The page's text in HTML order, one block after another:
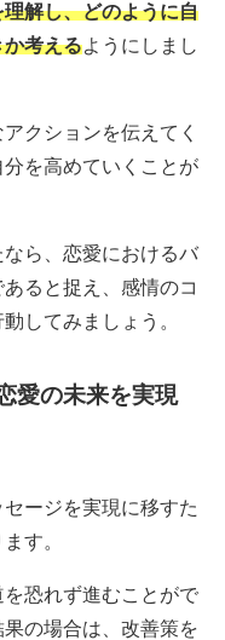
解し、どのように自
か考えるようにしまし
クションを伝えてく
を高めていくことが
ら、恋愛におけるバ
ると捉え、感情のコ
してみましょう。
愛の未来を実現
ージを実現に移すた
す。
恐れず進むことがで
の場合は、改善策を